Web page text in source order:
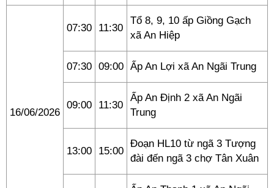
16/06/2026
07:30 11:30
Tổ 8, 9, 10 ấp Giồng Gạch
xã An Hiệp
07:30 09:00 Ấp An Lợi xã An Ngãi Trung
09:00 11:30
Ấp An Định 2 xã An Ngãi
Trung
13:00 15:00
Đoạn HL10 từ ngã 3 Tượng
đài đến ngã 3 chợ Tân Xuân